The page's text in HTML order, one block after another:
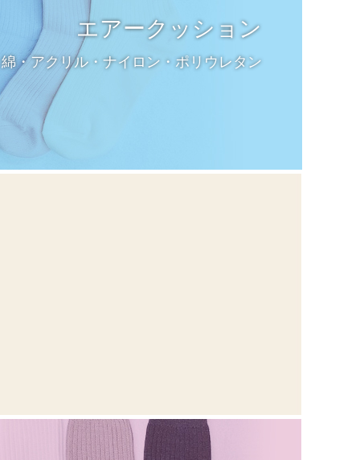
エアークッション
綿・アクリル・ナイロン・ポリウレタン